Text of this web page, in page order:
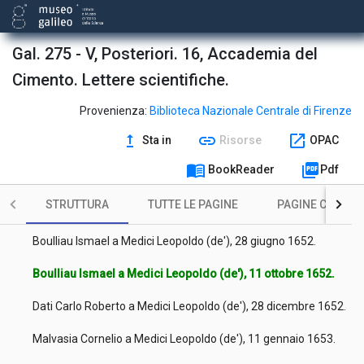
Gal. 275 - V, Posteriori. 16, Accademia del
Cimento. Lettere scientifiche.
Provenienza: Biblioteca Nazionale Centrale di Firenze
upgrade Sta in link Risorse open_in_new OPAC
menu_book BookReader picture_as_pdf Pdf
STRUTTURA TUTTE LE PAGINE PAGINE CON
Boulliau Ismael a Medici Leopoldo (de'), 21 maggio 1649.
Kircher Athanasius a Medici Leopoldo (de'), 29 gennaio 1650.
Boulliau Ismael a Medici Leopoldo (de'), 28 aprile 1651.
Del Buono Paolo a Medici Leopoldo (de'), 4 gennaio 1652 ab
Boulliau Ismael a Medici Leopoldo (de'), 25 aprile 1652.
Boulliau Ismael a Medici Leopoldo (de'), 28 giugno 1652.
Boulliau Ismael a Medici Leopoldo (de'), 11 ottobre 1652.
Dati Carlo Roberto a Medici Leopoldo (de'), 28 dicembre 1652.
Malvasia Cornelio a Medici Leopoldo (de'), 11 gennaio 1653.